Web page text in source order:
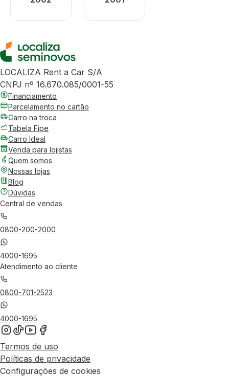
LOCALIZA Rent a Car S/A
CNPJ nº 16.670.085/0001-55
Financiamento
Parcelamento no cartão
Carro na troca
Tabela Fipe
Carro Ideal
Venda para lojistas
Quem somos
Nossas lojas
Blog
Dúvidas
Central de vendas
0800-200-2000
4000-1695
Atendimento ao cliente
0800-701-2523
4000-1695
Termos de uso
Políticas de privacidade
Configurações de cookies